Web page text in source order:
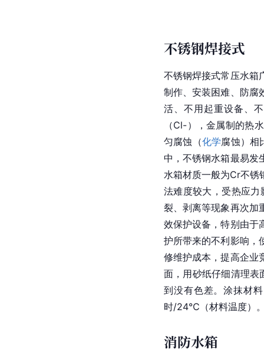
不锈钢焊接式
不锈钢焊接式常压水箱
制作、安装困难、防腐
活、不用起重设备、
（Cl-），金属制的热
匀腐蚀（化学腐蚀）相
中，不锈钢水箱最易发
水箱材质一般为Cr不锈
法难度较大，受热应
裂、剥离等现象再次加
效保护设备，特别由于
护所带来的不利影响，
修维护成本，提高企业
面，用砂纸仔细清理表
到没有色差。涂抹材
时/24℃（材料温度）
消防水箱